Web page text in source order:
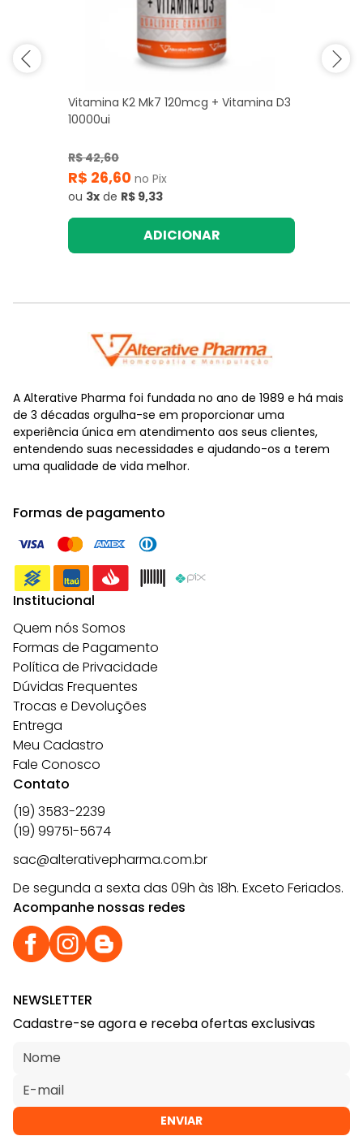
Vitamina K2 Mk7 120mcg + Vitamina D3
10000ui
R$ 42,60
R$ 26,60 no Pix
ou 3x de R$ 9,33
ADICIONAR
A Alterative Pharma foi fundada no ano de 1989 e há mais
de 3 décadas orgulha-se em proporcionar uma
experiência única em atendimento aos seus clientes,
entendendo suas necessidades e ajudando-os a terem
uma qualidade de vida melhor.
Formas de pagamento
Institucional
Quem nós Somos
Formas de Pagamento
Política de Privacidade
Dúvidas Frequentes
Trocas e Devoluções
Entrega
Meu Cadastro
Fale Conosco
Contato
(19) 3583-2239
(19) 99751-5674
sac@alterativepharma.com.br
De segunda a sexta das 09h às 18h. Exceto Feriados.
Acompanhe nossas redes
NEWSLETTER
Cadastre-se agora e receba ofertas exclusivas
ENVIAR